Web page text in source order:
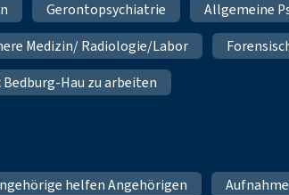
Gerontopsychiatrie
Allgemeine
Medizin/ Radiologie/Labor
Hau zu arbeiten
helfen Angehörigen Aufnahme